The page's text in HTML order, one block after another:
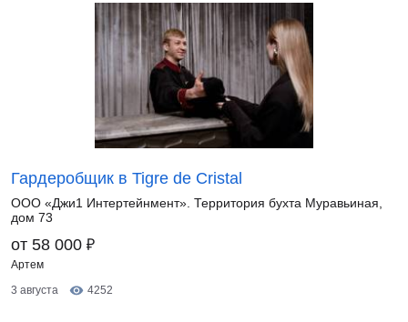
Гардеробщик в Tigre de Cristal
ООО «Джи1 Интертейнмент». Территория бухта Муравьиная,
дом 73
от 58 000 ₽
Артем
3 августа
4252